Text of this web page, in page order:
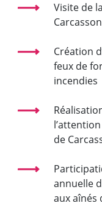
Visite de
Création
feux de
incendies
de
annuelle
aux aînés